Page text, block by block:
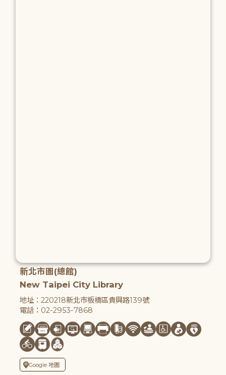
新北市圖(總館)
New Taipei City Library
地址：220218新北市板橋區貴興路139號
電話：02-2953-7868
Google 地圖